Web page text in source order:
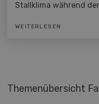
Stallklima während
WEITERLESEN
Themenübersicht